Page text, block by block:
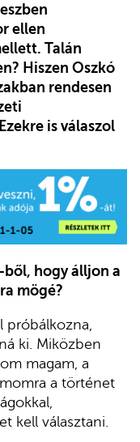
ellen
Talán
Hiszen Oszkó
rendesen
is válaszol
ből, hogy álljon a
mögé?
próbálkozna,
ki. Miközben
magam, a
a történet
kell választani.